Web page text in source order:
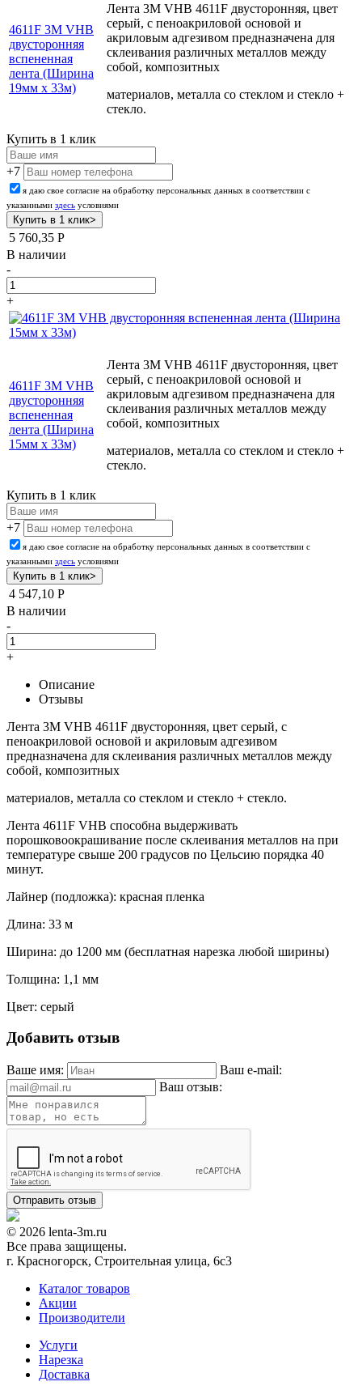
4611F 3М VHB
двусторонняя
вспененная
лента (Ширина
19мм х 33м)
Лента 3М VHB 4611F двусторонняя, цвет
серый, с пеноакриловой основой и
акриловым адгезивом предназначена для
склеивания различных металлов между
собой, композитных
материалов, металла со стеклом и стекло +
стекло.
Купить в 1 клик
+7
я даю свое согласие на обработку персональных данных в соответствии с
указанными здесь условиями
5 760,35 Р
В наличии
-
+
4611F 3М VHB
двусторонняя
вспененная
лента (Ширина
15мм х 33м)
Лента 3М VHB 4611F двусторонняя, цвет
серый, с пеноакриловой основой и
акриловым адгезивом предназначена для
склеивания различных металлов между
собой, композитных
материалов, металла со стеклом и стекло +
стекло.
Купить в 1 клик
+7
я даю свое согласие на обработку персональных данных в соответствии с
указанными здесь условиями
4 547,10 Р
В наличии
-
+
Описание
Отзывы
Лента 3М VHB 4611F двусторонняя, цвет серый, с
пеноакриловой основой и акриловым адгезивом
предназначена для склеивания различных металлов между
собой, композитных
материалов, металла со стеклом и стекло + стекло.
Лента 4611F VHB способна выдерживать
порошковоокрашивание после склеивания металлов на при
температуре свыше 200 градусов по Цельсию порядка 40
минут.
Лайнер (подложка): красная пленка
Длина: 33 м
Ширина: до 1200 мм (бесплатная нарезка любой ширины)
Толщина: 1,1 мм
Цвет: серый
Добавить отзыв
Ваше имя:
Ваш e-mail:
Ваш отзыв:
© 2026 lenta-3m.ru
Все права защищены.
г. Красногорск, Строительная улица, 6с3
Каталог товаров
Акции
Производители
Услуги
Нарезка
Доставка